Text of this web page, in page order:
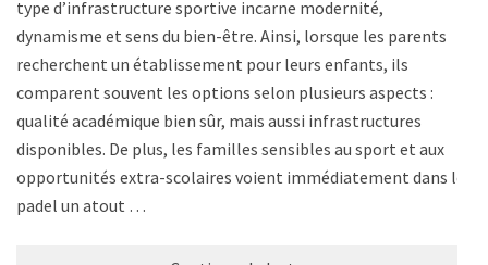
type d’infrastructure sportive incarne modernité,
dynamisme et sens du bien-être. Ainsi, lorsque les parents
recherchent un établissement pour leurs enfants, ils
comparent souvent les options selon plusieurs aspects :
qualité académique bien sûr, mais aussi infrastructures
disponibles. De plus, les familles sensibles au sport et aux
opportunités extra-scolaires voient immédiatement dans le
padel un atout …